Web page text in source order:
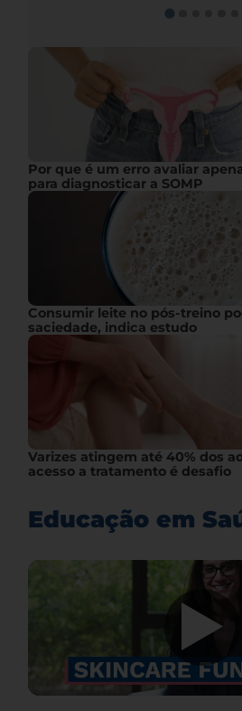
Por que é um erro avaliar
para diagnosticar a SOMP
Consumir leite no pós-treino
saciedade, indica estudo
Varizes atingem até 40% dos
acesso a tratamento é desafio
Educação em